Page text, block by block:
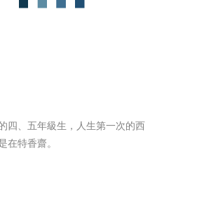
四、五年級生，人生第一次的西
在特香齋。